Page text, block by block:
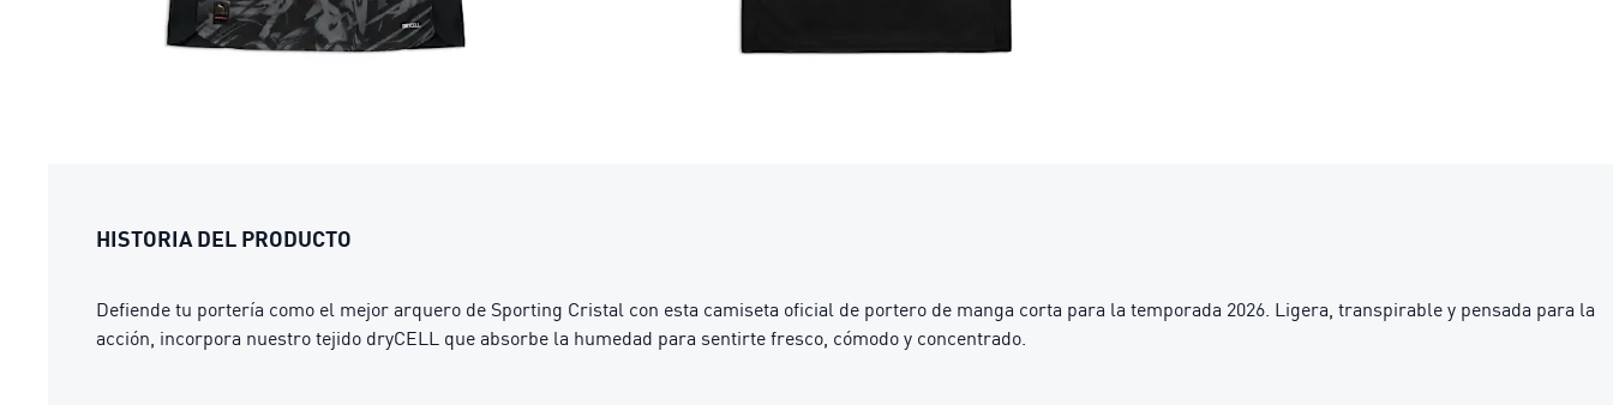
HISTORIA DEL PRODUCTO
Defiende tu portería como el mejor arquero de Sporting Cristal con esta camiseta oficial de portero de manga corta para la temporada 2026. Ligera, transpirable y pensada para la
acción, incorpora nuestro tejido dryCELL que absorbe la humedad para sentirte fresco, cómodo y concentrado.